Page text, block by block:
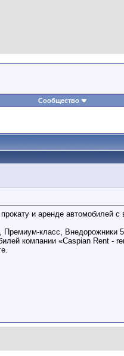
Сообщество
и аренде автомобилей с
Премиум-класс, Внедорожники
компании «Caspian Rent -